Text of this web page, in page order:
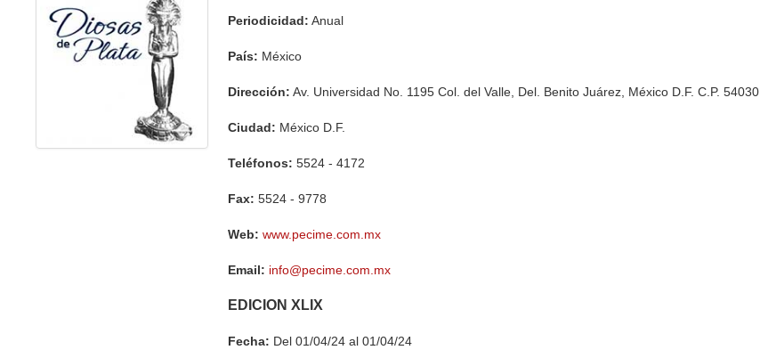
Periodicidad: Anual
País: México
Dirección: Av. Universidad No. 1195 Col. del Valle, Del. Benito Juárez, México D.F. C.P. 54030
Ciudad: México D.F.
Teléfonos: 5524 - 4172
Fax: 5524 - 9778
Web: www.pecime.com.mx
Email: info@pecime.com.mx
EDICION XLIX
Fecha: Del 01/04/24 al 01/04/24